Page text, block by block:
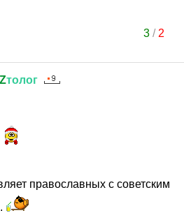
3/ 2
Zтолог
православных с советским